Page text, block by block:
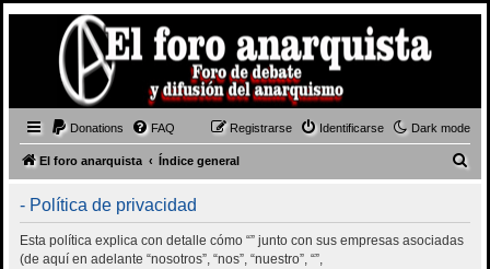
Dark mode
Donations FAQ Identificarse
Registrarse
El foro anarquista Índice general
- Política de privacidad
Esta política explica con detalle cómo “” junto con sus empresas asociadas
(de aquí en adelante “nosotros”, “nos”, “nuestro”, “”,